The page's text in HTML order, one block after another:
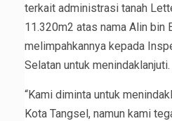
terkait administrasi tanah
11.320m2 atas nama Alin bin
melimpahkannya kepada
Selatan untuk menindaklanjuti.
“Kami diminta untuk
Kota Tangsel, namun kami